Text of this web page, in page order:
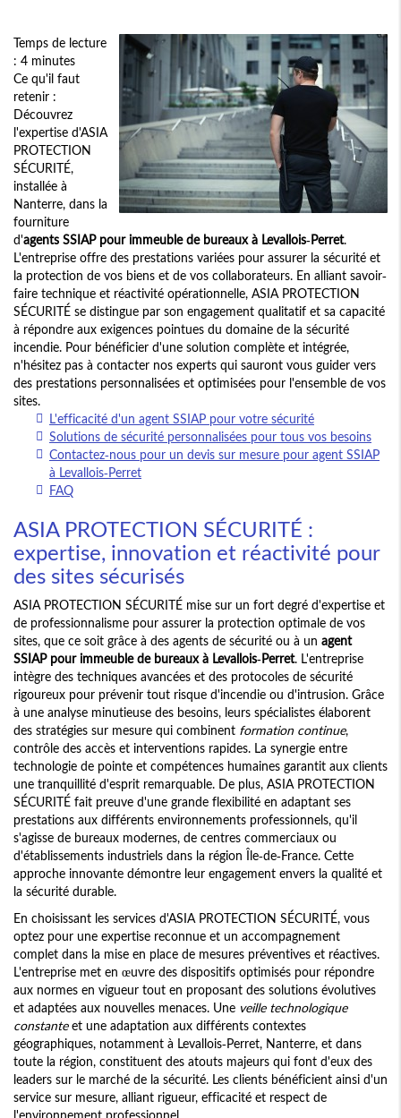
Temps de lecture
: 4 minutes
Ce qu'il faut
retenir :
Découvrez
l'expertise d'ASIA
PROTECTION
SÉCURITÉ,
installée à
Nanterre, dans la
fourniture
d'agents SSIAP pour immeuble de bureaux à Levallois-Perret.
L'entreprise offre des prestations variées pour assurer la sécurité et
la protection de vos biens et de vos collaborateurs. En alliant savoir-
faire technique et réactivité opérationnelle, ASIA PROTECTION
SÉCURITÉ se distingue par son engagement qualitatif et sa capacité
à répondre aux exigences pointues du domaine de la sécurité
incendie. Pour bénéficier d'une solution complète et intégrée,
n'hésitez pas à contacter nos experts qui sauront vous guider vers
des prestations personnalisées et optimisées pour l'ensemble de vos
sites.
L'efficacité d'un agent SSIAP pour votre sécurité
Solutions de sécurité personnalisées pour tous vos besoins
Contactez-nous pour un devis sur mesure pour agent SSIAP
à Levallois-Perret
FAQ
ASIA PROTECTION SÉCURITÉ :
expertise, innovation et réactivité pour
des sites sécurisés
ASIA PROTECTION SÉCURITÉ mise sur un fort degré d'expertise et
de professionnalisme pour assurer la protection optimale de vos
sites, que ce soit grâce à des agents de sécurité ou à un agent
SSIAP pour immeuble de bureaux à Levallois-Perret. L'entreprise
intègre des techniques avancées et des protocoles de sécurité
rigoureux pour prévenir tout risque d'incendie ou d'intrusion. Grâce
à une analyse minutieuse des besoins, leurs spécialistes élaborent
des stratégies sur mesure qui combinent formation continue,
contrôle des accès et interventions rapides. La synergie entre
technologie de pointe et compétences humaines garantit aux clients
une tranquillité d'esprit remarquable. De plus, ASIA PROTECTION
SÉCURITÉ fait preuve d'une grande flexibilité en adaptant ses
prestations aux différents environnements professionnels, qu'il
s'agisse de bureaux modernes, de centres commerciaux ou
d'établissements industriels dans la région Île-de-France. Cette
approche innovante démontre leur engagement envers la qualité et
la sécurité durable.
En choisissant les services d'ASIA PROTECTION SÉCURITÉ, vous
optez pour une expertise reconnue et un accompagnement
complet dans la mise en place de mesures préventives et réactives.
L'entreprise met en œuvre des dispositifs optimisés pour répondre
aux normes en vigueur tout en proposant des solutions évolutives
et adaptées aux nouvelles menaces. Une veille technologique
constanteet une adaptation aux différents contextes
géographiques, notamment à Levallois-Perret, Nanterre, et dans
toute la région, constituent des atouts majeurs qui font d'eux des
leaders sur le marché de la sécurité. Les clients bénéficient ainsi d'un
service sur mesure, alliant rigueur, efficacité et respect de